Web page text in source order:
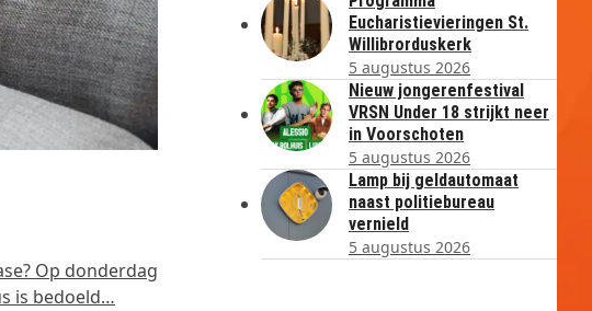
Op donderdag
is bedoeld…
Eucharistievieringen St.
Willibrorduskerk
5 augustus 2026
Nieuw jongerenfestival
VRSN Under 18 strijkt neer
in Voorschoten
5 augustus 2026
Lamp bij geldautomaat
naast politiebureau
vernield
5 augustus 2026